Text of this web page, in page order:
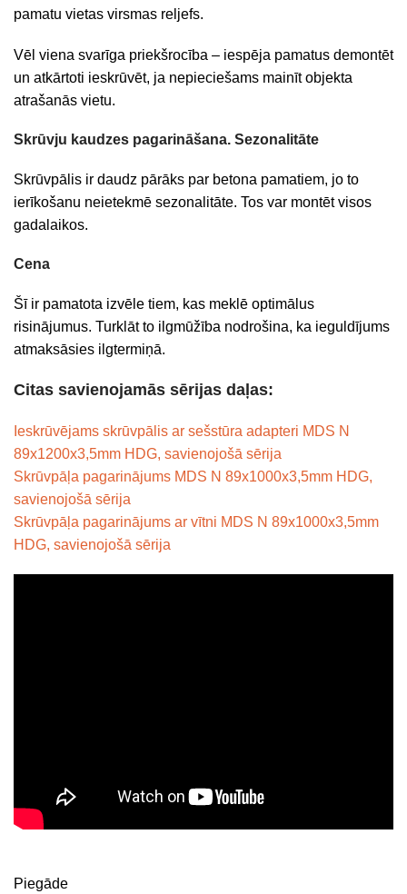
pamatu vietas virsmas reljefs.
Vēl viena svarīga priekšrocība – iespēja pamatus demontēt
un atkārtoti ieskrūvēt, ja nepieciešams mainīt objekta
atrašanās vietu.
Skrūvju kaudzes pagarināšana. Sezonalitāte
Skrūvpālis ir daudz pārāks par betona pamatiem, jo to
ierīkošanu neietekmē sezonalitāte. Tos var montēt visos
gadalaikos.
Cena
Šī ir pamatota izvēle tiem, kas meklē optimālus
risinājumus. Turklāt to ilgmūžība nodrošina, ka ieguldījums
atmaksāsies ilgtermiņā.
Citas savienojamās sērijas daļas:
Ieskrūvējams skrūvpālis ar sešstūra adapteri MDS N
89x1200x3,5mm HDG, savienojošā sērija
Skrūvpāļa pagarinājums MDS N 89x1000x3,5mm HDG,
savienojošā sērija
Skrūvpāļa pagarinājums ar vītni MDS N 89x1000x3,5mm
HDG, savienojošā sērija
Piegāde